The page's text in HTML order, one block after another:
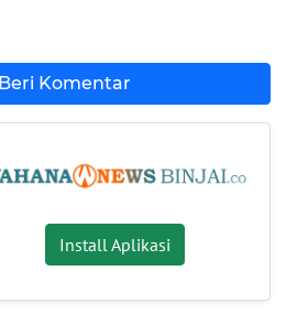
Beri Komentar
Install Aplikasi